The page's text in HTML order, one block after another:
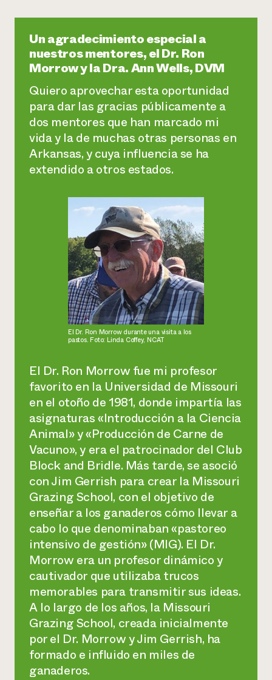
Un agradecimiento especial a
nuestros mentores, el Dr. Ron
Morrow y la Dra. Ann Wells, DVM
Quiero aprovechar esta oportunidad
para dar las gracias públicamente a
dos mentores que han marcado mi
vida y la de muchas otras personas en
Arkansas, y cuya influencia se ha
extendido a otros estados.
El Dr. Ron Morrow durante una visita a los
pastos. Foto: Linda Coffey, NCAT
El Dr. Ron Morrow fue mi profesor
favorito en la Universidad de Missouri
en el otoño de 1981, donde impartía las
asignaturas«Introducción a la Ciencia
Animal»y«Producción de Carne de
Vacuno», y era el patrocinador del Club
Block and Bridle. Más tarde, se asoció
con Jim Gerrish para crear la Missouri
Grazing School, con el objetivo de
enseñar a los ganaderos cómo llevar a
cabo lo que denominaban«pastoreo
intensivo de gestión»(MIG). El Dr.
Morrow era un profesor dinámico y
cautivador que utilizaba trucos
memorables para transmitir sus ideas.
A lo largo de los años, la Missouri
Grazing School, creada inicialmente
por el Dr. Morrow y Jim Gerrish, ha
formado e influido en miles de
ganaderos.